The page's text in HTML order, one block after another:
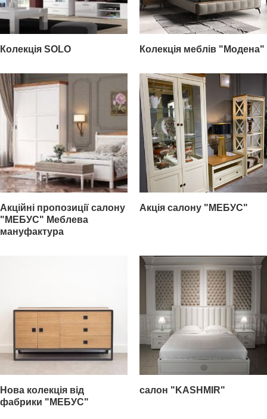
Колекція SOLO Колекція меблів "Модена"
Акційні пропозиції салону
"МЕБУС" Меблева
мануфактура
Акція салону "МЕБУС"
Нова колекція від
фабрики "МЕБУС"
салон "KASHMIR"